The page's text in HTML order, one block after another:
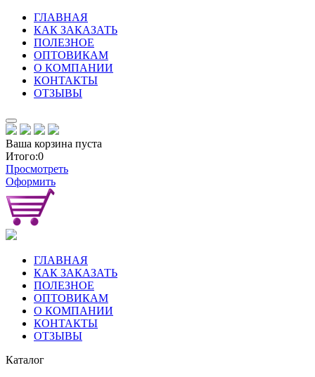
ГЛАВНАЯ
КАК ЗАКАЗАТЬ
ПОЛЕЗНОЕ
ОПТОВИКАМ
О КОМПАНИИ
КОНТАКТЫ
ОТЗЫВЫ
Ваша корзина пуста
Итого:0
Просмотреть
Оформить
ГЛАВНАЯ
КАК ЗАКАЗАТЬ
ПОЛЕЗНОЕ
ОПТОВИКАМ
О КОМПАНИИ
КОНТАКТЫ
ОТЗЫВЫ
Каталог